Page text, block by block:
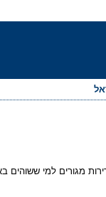
מגורים למי ששוהים